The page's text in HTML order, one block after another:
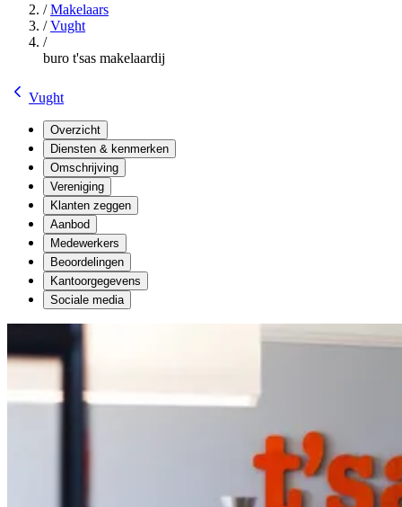
/Makelaars
/Vught
/
buro t'sas makelaardij
Vught
Overzicht
Diensten & kenmerken
Omschrijving
Vereniging
Klanten zeggen
Aanbod
Medewerkers
Beoordelingen
Kantoorgegevens
Sociale media